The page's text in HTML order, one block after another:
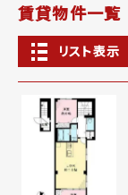
賃貸物件一覧
リスト表示